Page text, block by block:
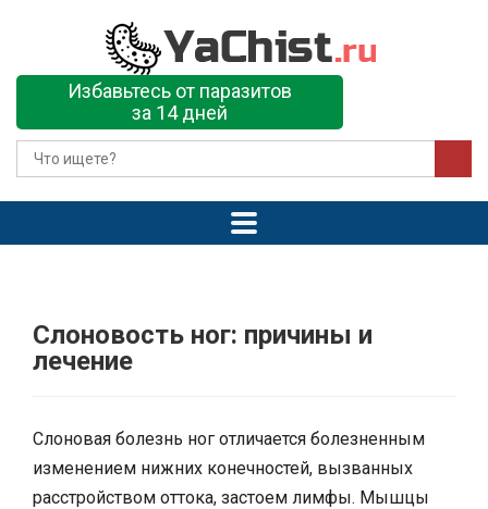
Избавьтесь от паразитов
за 14 дней
Слоновость ног: причины и
лечение
Слоновая болезнь ног отличается болезненным
изменением нижних конечностей, вызванных
расстройством оттока, застоем лимфы. Мышцы